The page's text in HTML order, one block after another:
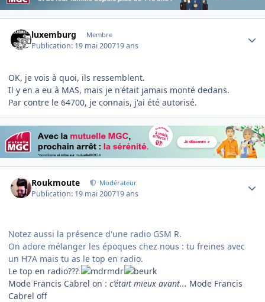
luxemburg Membre
Publication: 19 mai 200719 ans
OK, je vois à quoi, ils ressemblent.
Il y en a eu à MAS, mais je n'était jamais monté dedans.
Par contre le 64700, je connais, j'ai été autorisé.
Roukmoute Modérateur
Publication: 19 mai 200719 ans
Notez aussi la présence d'une radio GSM R.
On adore mélanger les époques chez nous : tu freines avec
un H7A mais tu as le top en radio.
Le top en radio???
Mode Francis Cabrel on : c'était mieux avant... Mode Francis
Cabrel off